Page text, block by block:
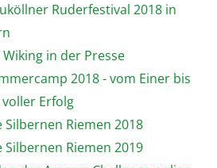
Ruderfestival 2018 in
Wiking in der Presse
2018 - vom Einer bis
Erfolg
Silbernen Riemen 2018
Silbernen Riemen 2019